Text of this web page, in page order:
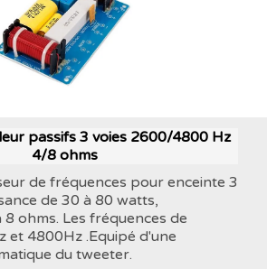
passifs 3 voies 2600/4800 Hz
4/8 ohms
de fréquences pour enceinte 3
de 30 à 80 watts,
ohms. Les fréquences de
et 4800Hz .Equipé d'une
du tweeter.